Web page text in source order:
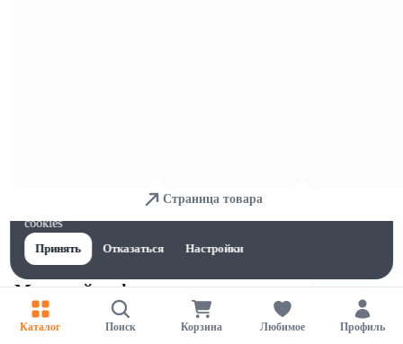
Молотый кофе
Каталог Поиск Корзина Любимое Профиль
Для обеспечения удобства пользователей сайта используются
cookies
Принять
Отказаться Настройки
Страница товара